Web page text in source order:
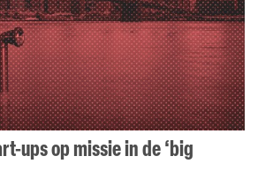
ups op missie in de ‘big